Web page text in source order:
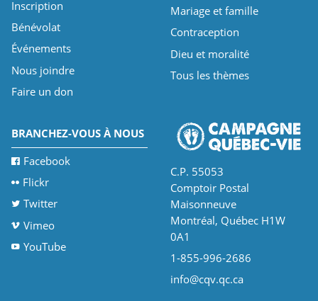
Inscription
Bénévolat
Événements
Nous joindre
Faire un don
Mariage et famille
Contraception
Dieu et moralité
Tous les thèmes
BRANCHEZ-VOUS À NOUS
Facebook
Flickr
Twitter
Vimeo
YouTube
C.P. 55053
Comptoir Postal
Maisonneuve
Montréal, Québec H1W
0A1
1-855-996-2686
info@cqv.qc.ca